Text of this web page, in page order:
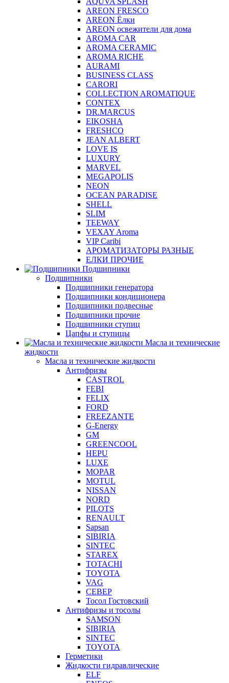
AREON FRESCO
AREON Ёлки
AREON освежители для дома
AROMA CAR
AROMA CERAMIC
AROMA RICHE
AURAMI
BUSINESS CLASS
CARORI
COLLECTION AROMATIQUE
CONTEX
DR.MARCUS
EIKOSHA
FRESHCO
JEAN ALBERT
LOVE IS
LUXURY
MARVEL
MEGAPOLIS
NEON
OCEAN PARADISE
SHELL
SLIM
TEEWAY
VEXAY Aroma
VIP Caribi
АРОМАТИЗАТОРЫ РАЗНЫЕ
ЕЛКИ ПРОЧИЕ
Подшипники
Подшипники
Подшипники генератора
Подшипники кондиционера
Подшипники подвесные
Подшипники прочие
Подшипники ступиц
Цапфы и ступицы
Масла и технические
жидкости
Масла и технические жидкости
Антифризы
CASTROL
FEBI
FELIX
FORD
FREEZANTE
G-Energy
GM
GREENCOOL
HEPU
LUXE
MOPAR
MOTUL
NISSAN
NORD
PILOTS
RENAULT
Sapsan
SIBIRIA
SINTEC
STAREX
TOTACHI
TOYOTA
VAG
СЕВЕР
Тосол Гостовский
Антифризы и тосолы
SAMSON
SIBIRIA
SINTEC
TOYOTA
Герметики
Жидкости гидравлические
ELF